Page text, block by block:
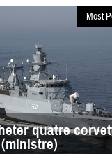
Most
quatre